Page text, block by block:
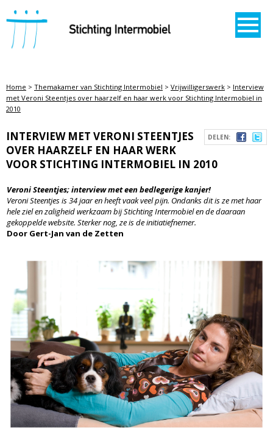
STICHTING INTERMOBIEL
Home > Themakamer van Stichting Intermobiel > Vrijwilligerswerk > Interview
met Veroni Steentjes over haarzelf en haar werk voor Stichting Intermobiel in
2010
DELEN:
INTERVIEW MET VERONI STEENTJES
OVER HAARZELF EN HAAR WERK
VOOR STICHTING INTERMOBIEL IN 2010
Veroni Steentjes; interview met een bedlegerige kanjer!
Veroni Steentjes is 34 jaar en heeft vaak veel pijn. Ondanks dit is ze met haar
hele ziel en zaligheid werkzaam bij Stichting Intermobiel en de daaraan
gekoppelde website. Sterker nog, ze is de initiatiefnemer.
Door Gert-Jan van de Zetten